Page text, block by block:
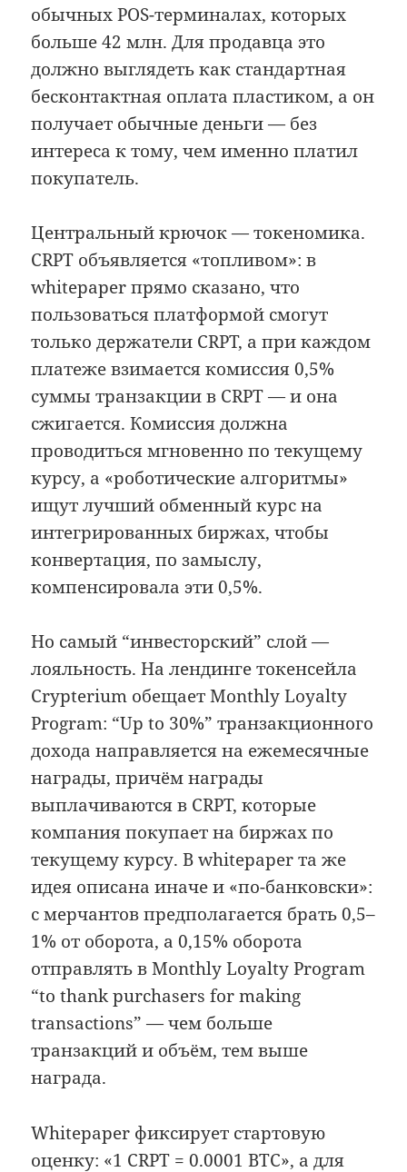
обычных POS-терминалах, которых
больше 42 млн. Для продавца это
должно выглядеть как стандартная
бесконтактная оплата пластиком, а он
получает обычные деньги — без
интереса к тому, чем именно платил
покупатель.
Центральный крючок — токеномика.
CRPT объявляется «топливом»: в
whitepaper прямо сказано, что
пользоваться платформой смогут
только держатели CRPT, а при каждом
платеже взимается комиссия 0,5%
суммы транзакции в CRPT — и она
сжигается. Комиссия должна
проводиться мгновенно по текущему
курсу, а «роботические алгоритмы»
ищут лучший обменный курс на
интегрированных биржах, чтобы
конвертация, по замыслу,
компенсировала эти 0,5%.
Но самый “инвесторский” слой —
лояльность. На лендинге токенсейла
Crypterium обещает Monthly Loyalty
Program: “Up to 30%” транзакционного
дохода направляется на ежемесячные
награды, причём награды
выплачиваются в CRPT, которые
компания покупает на биржах по
текущему курсу. В whitepaper та же
идея описана иначе и «по-банковски»:
с мерчантов предполагается брать 0,5–
1% от оборота, а 0,15% оборота
отправлять в Monthly Loyalty Program
“to thank purchasers for making
transactions” — чем больше
транзакций и объём, тем выше
награда.
Whitepaper фиксирует стартовую
оценку: «1 CRPT = 0.0001 BTC», а для